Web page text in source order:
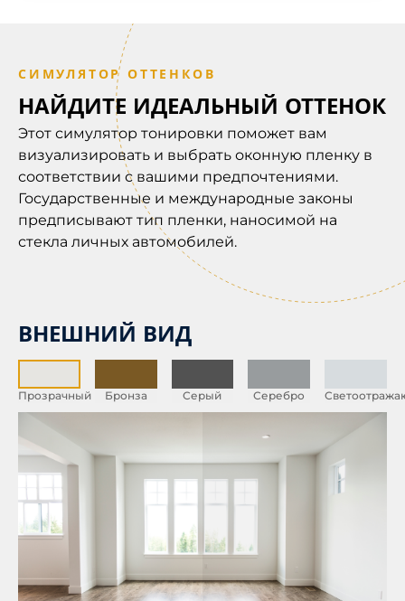
СИМУЛЯТОР ОТТЕНКОВ
НАЙДИТЕ ИДЕАЛЬНЫЙ ОТТЕНОК
Этот симулятор тонировки поможет вам
визуализировать и выбрать оконную пленку в
соответствии с вашими предпочтениями.
Государственные и международные законы
предписывают тип пленки, наносимой на
стекла личных автомобилей.
ВНЕШНИЙ ВИД
Прозрачный Бронза Серый Серебро